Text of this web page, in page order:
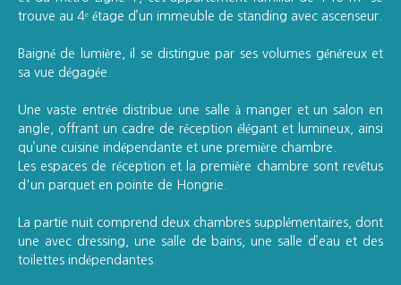
trouve au 4ᵉ étage d’un immeuble de standing avec ascenseur.
Baigné de lumière, il se distingue par ses volumes généreux et
sa vue dégagée.
Une vaste entrée distribue une salle à manger et un salon en
angle, offrant un cadre de réception élégant et lumineux, ainsi
qu’une cuisine indépendante et une première chambre.
Les espaces de réception et la première chambre sont revêtus
d'un parquet en pointe de Hongrie.
La partie nuit comprend deux chambres supplémentaires, dont
une avec dressing, une salle de bains, une salle d’eau et des
toilettes indépendantes.